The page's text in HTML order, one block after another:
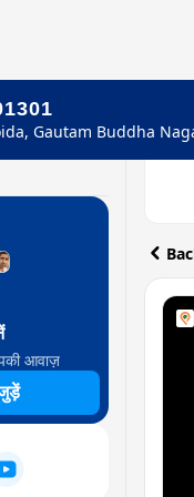
आवाज़